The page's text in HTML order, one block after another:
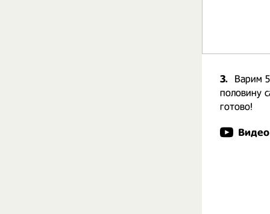
3.
Варим
половину
готово!